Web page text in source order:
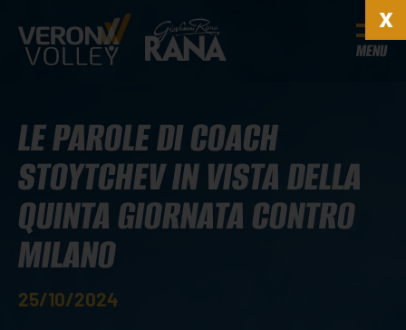
MENU
LE PAROLE DI COACH
STOYTCHEV IN VISTA DELLA
QUINTA GIORNATA CONTRO
MILANO
25/10/2024